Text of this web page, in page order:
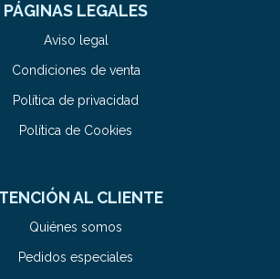
PÁGINAS LEGALES
Aviso legal
Condiciones de venta
Política de privacidad
Política de Cookies
AL CLIENTE
Quiénes somos
Pedidos especiales